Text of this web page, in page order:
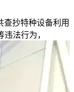
查抄特种设备利用
法行为，